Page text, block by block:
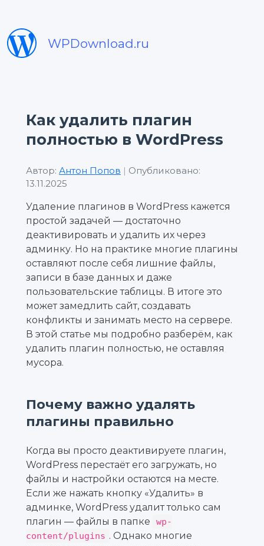
WPDownload.ru
Как удалить плагин
полностью в WordPress
Автор: Антон Попов | Опубликовано:
13.11.2025
Удаление плагинов в WordPress кажется
простой задачей — достаточно
деактивировать и удалить их через
админку. Но на практике многие плагины
оставляют после себя лишние файлы,
записи в базе данных и даже
пользовательские таблицы. В итоге это
может замедлить сайт, создавать
конфликты и занимать место на сервере.
В этой статье мы подробно разберём, как
удалить плагин полностью, не оставляя
мусора.
Почему важно удалять
плагины правильно
Когда вы просто деактивируете плагин,
WordPress перестаёт его загружать, но
файлы и настройки остаются на месте.
Если же нажать кнопку «Удалить» в
админке, WordPress удалит только сам
плагин — файлы в папке
wp-
content/plugins . Однако многие